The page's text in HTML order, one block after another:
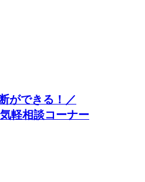
ができる！／
軽相談コーナー